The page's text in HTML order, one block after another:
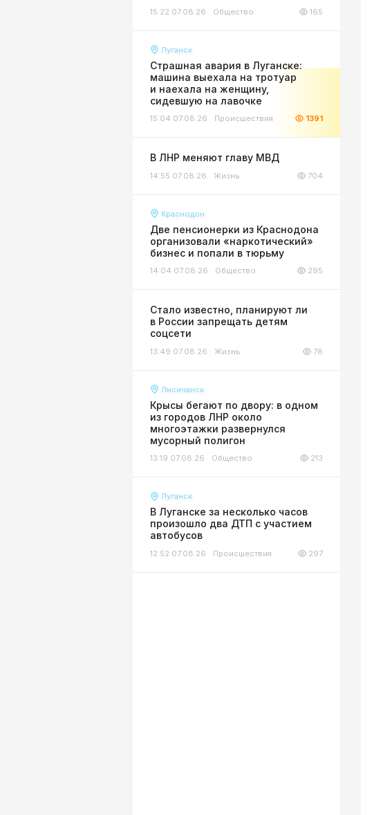
15:22 07.08.26 Общество 165
Луганск
Страшная авария в Луганске:
машина выехала на тротуар
и наехала на женщину,
сидевшую на лавочке
15:04 07.08.26 Происшествия 1391
В ЛНР меняют главу МВД
14:55 07.08.26 Жизнь 704
Краснодон
Две пенсионерки из Краснодона
организовали «наркотический»
бизнес и попали в тюрьму
14:04 07.08.26 Общество 295
Стало известно, планируют ли
в России запрещать детям
соцсети
13:49 07.08.26 Жизнь 78
Лисичанск
Крысы бегают по двору: в одном
из городов ЛНР около
многоэтажки развернулся
мусорный полигон
13:19 07.08.26 Общество 213
Луганск
В Луганске за несколько часов
произошло два ДТП с участием
автобусов
12:52 07.08.26 Происшествия 297